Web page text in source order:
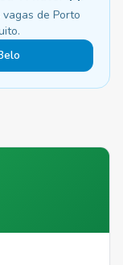
de Porto